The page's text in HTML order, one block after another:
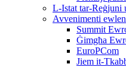
L-Istat tar-Reġjuni
Avvenimenti
Summit
Ġimgħa
EuroPCom
Jiem it-